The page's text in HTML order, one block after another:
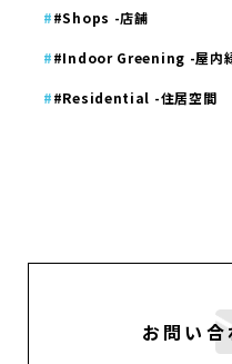
#Shops -店舗
#Indoor Greening -屋内
#Residential -住居空間
お問い